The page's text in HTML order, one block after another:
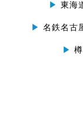
▶ 東海
▶ 名鉄名古
▶